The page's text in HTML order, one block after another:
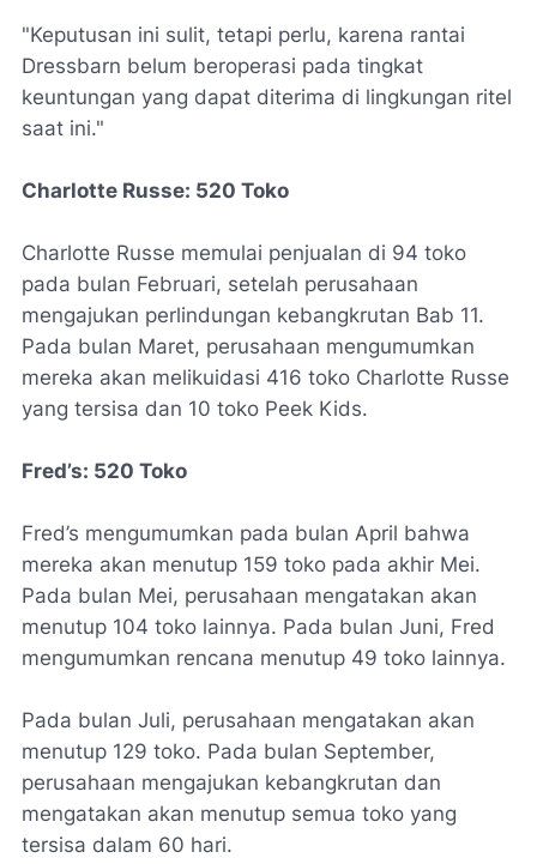
"Keputusan ini sulit, tetapi perlu, karena rantai
Dressbarn belum beroperasi pada tingkat
keuntungan yang dapat diterima di lingkungan ritel
saat ini."
Charlotte Russe: 520 Toko
Charlotte Russe memulai penjualan di 94 toko
pada bulan Februari, setelah perusahaan
mengajukan perlindungan kebangkrutan Bab 11.
Pada bulan Maret, perusahaan mengumumkan
mereka akan melikuidasi 416 toko Charlotte Russe
yang tersisa dan 10 toko Peek Kids.
Fred’s: 520 Toko
Fred’s mengumumkan pada bulan April bahwa
mereka akan menutup 159 toko pada akhir Mei.
Pada bulan Mei, perusahaan mengatakan akan
menutup 104 toko lainnya. Pada bulan Juni, Fred
mengumumkan rencana menutup 49 toko lainnya.
Pada bulan Juli, perusahaan mengatakan akan
menutup 129 toko. Pada bulan September,
perusahaan mengajukan kebangkrutan dan
mengatakan akan menutup semua toko yang
tersisa dalam 60 hari.